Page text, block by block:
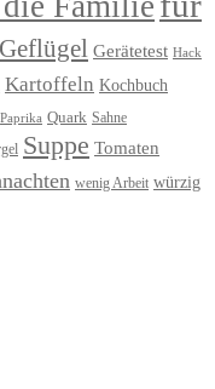
Geflügel Gerätetest Hack
Kartoffeln Kochbuch
Paprika Quark Sahne
Suppe Tomaten
wenig Arbeit würzig